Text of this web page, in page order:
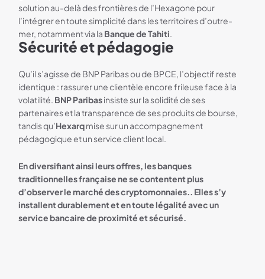
solution au-delà des frontières de l’Hexagone pour
l’intégrer en toute simplicité dans les territoires d’outre-
mer, notamment via la Banque de Tahiti
Sécurité et pédagogie
Qu’il s’agisse de BNP Paribas ou de BPCE, l’objectif reste
identique : rassurer une clientèle encore frileuse face à la
volatilité. BNP Paribasinsiste sur la solidité de ses
partenaires et la transparence de ses produits de bourse,
tandis qu’Hexarqmise sur un accompagnement
pédagogique et un service client local.
En diversifiant ainsi leurs offres, les banques
traditionnelles française ne se contentent plus
d’observer le marché des cryptomonnaies.. Elles s’y
installent durablement et en toute légalité avec un
service bancaire de proximité et sécurisé.